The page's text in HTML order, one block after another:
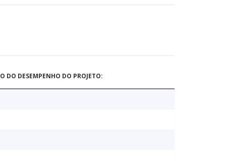
DO DESEMPENHO DO PROJETO: